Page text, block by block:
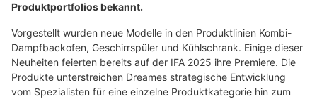
Produktportfolios bekannt.
Vorgestellt wurden neue Modelle in den Produktlinien Kombi-
Dampfbackofen, Geschirrspüler und Kühlschrank. Einige dieser
Neuheiten feierten bereits auf der IFA 2025 ihre Premiere. Die
Produkte unterstreichen Dreames strategische Entwicklung
vom Spezialisten für eine einzelne Produktkategorie hin zum